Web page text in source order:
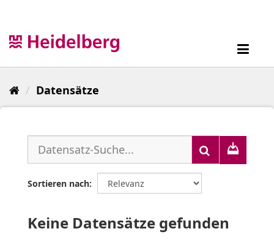
Datensätze
Sortieren nach
Keine Datensätze gefunden